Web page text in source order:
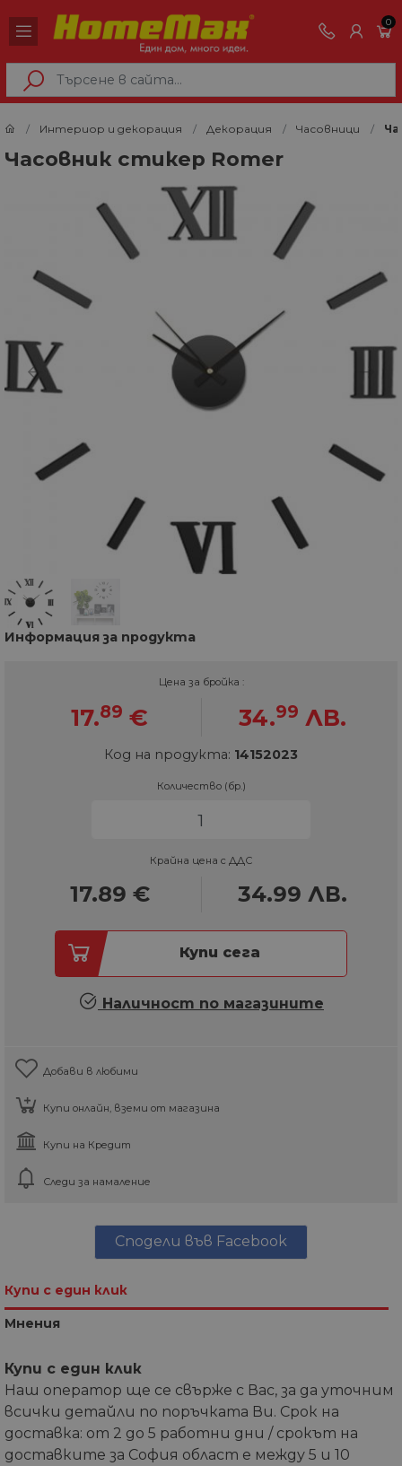
0
Интериор и декорация Декорация Часовници
Часовник стикер Romer
Информация за продукта
Цена за бройка :
17.89 € 34.99 ЛВ.
Код на продукта: 14152023
Количество (бр.)
Крайна цена с ДДС
17.89 € 34.99 ЛВ.
Купи сега
Наличност по магазините
Добави в любими
Купи онлайн, вземи от магазина
Купи на Кредит
Следи за намаление
Сподели във Facebook
Купи с един клик
Мнения
Купи с един клик
Наш оператор ще се свърже с Вас, за да уточним
всички детайли по поръчката Ви. Срок на
доставка: от 2 до 5 работни дни / срокът на
доставките за София област е между 5 и 10